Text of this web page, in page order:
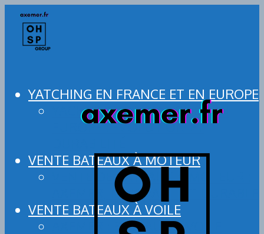
YATCHING EN FRANCE ET EN EUROPE
YACHTING EN FRANCE ET EN
EUROPE : ÉVOLUTION ET
VENTE BATEAUX À MOTEUR
VENTE DE BATEAUX À MOTEUR :
AXEMER, INNOVANT ET DURABLE
VENTE BATEAUX À VOILE
AXEMER : BATEAUX À VOILE